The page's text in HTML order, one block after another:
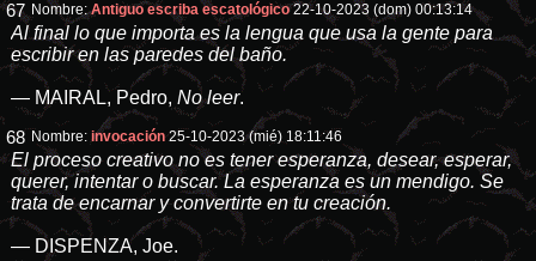
67 Nombre:Antiguo escriba escatológico 22-10-2023 (dom) 00:13:14
Al final lo que importa es la lengua que usa la gente para
escribir en las paredes del baño.
― MAIRAL, Pedro, No leer.
68 Nombre:invocación 25-10-2023 (mié) 18:11:46
El proceso creativo no es tener esperanza, desear, esperar,
querer, intentar o buscar. La esperanza es un mendigo. Se
trata de encarnar y convertirte en tu creación.
― DISPENZA, Joe.